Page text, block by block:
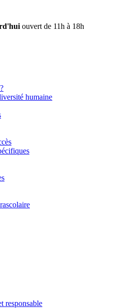
ouvert de 11h à 18h
humaine
responsable